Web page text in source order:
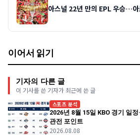
아스널 22년 만의 EPL 우승…
이어서 읽기
기자의 다른 글
이 기사를 쓴 기자가 최근에 쓴 글
스포츠 분석
2026년 8월 15일 KBO 경기 일
관전 포인트
2026.08.08